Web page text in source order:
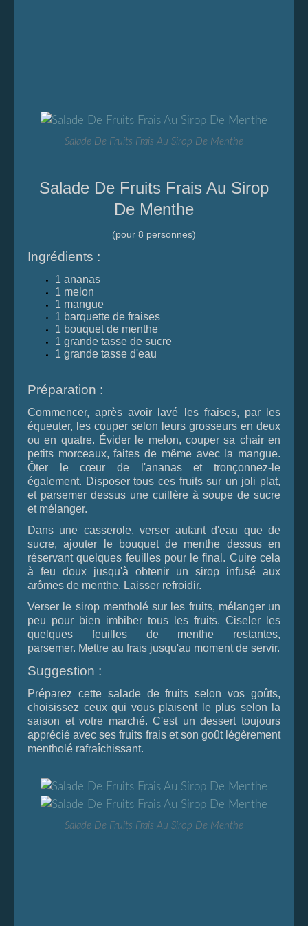
Salade De Fruits Frais Au Sirop De Menthe
Salade De Fruits Frais Au Sirop
De Menthe
(pour 8 personnes)
Ingrédients :
1 ananas
1 melon
1 mangue
1 barquette de fraises
1 bouquet de menthe
1 grande tasse de sucre
1 grande tasse d'eau
Préparation :
Commencer, après avoir lavé les fraises, par les
équeuter, les couper selon leurs grosseurs en deux
ou en quatre. Évider le melon, couper sa chair en
petits morceaux, faites de même avec la mangue.
Ôter le cœur de l'ananas et tronçonnez-le
également. Disposer tous ces fruits sur un joli plat,
et parsemer dessus une cuillère à soupe de sucre
et mélanger.
Dans une casserole, verser autant d'eau que de
sucre, ajouter le bouquet de menthe dessus en
réservant quelques feuilles pour le final. Cuire cela
à feu doux jusqu'à obtenir un sirop infusé aux
arômes de menthe. Laisser refroidir.
Verser le sirop mentholé sur les fruits, mélanger un
peu pour bien imbiber tous les fruits. Ciseler les
quelques feuilles de menthe restantes,
parsemer. Mettre au frais jusqu'au moment de servir.
Suggestion :
Préparez cette salade de fruits selon vos goûts,
choisissez ceux qui vous plaisent le plus selon la
saison et votre marché. C'est un dessert toujours
apprécié avec ses fruits frais et son goût légèrement
mentholé rafraîchissant.
Salade De Fruits Frais Au Sirop De Menthe